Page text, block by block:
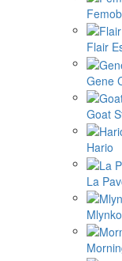
Flair
Gene
Goat
Hario
La
Mlynko